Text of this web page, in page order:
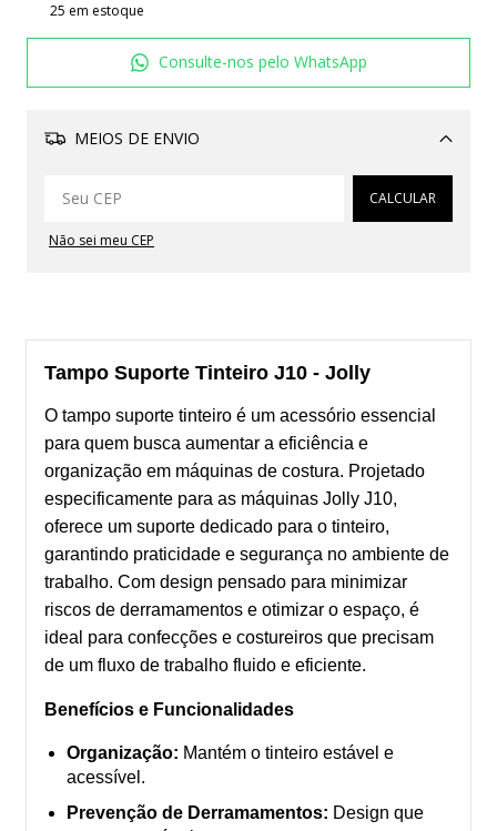
25 em estoque
Consulte-nos pelo WhatsApp
MEIOS DE ENVIO
Alterar CEP
CALCULAR
Não sei meu CEP
Tampo Suporte Tinteiro J10 - Jolly
O tampo suporte tinteiro é um acessório essencial
para quem busca aumentar a eficiência e
organização em máquinas de costura. Projetado
especificamente para as máquinas Jolly J10,
oferece um suporte dedicado para o tinteiro,
garantindo praticidade e segurança no ambiente de
trabalho. Com design pensado para minimizar
riscos de derramamentos e otimizar o espaço, é
ideal para confecções e costureiros que precisam
de um fluxo de trabalho fluido e eficiente.
Benefícios e Funcionalidades
Organização: Mantém o tinteiro estável e
acessível.
Prevenção de Derramamentos: Design que